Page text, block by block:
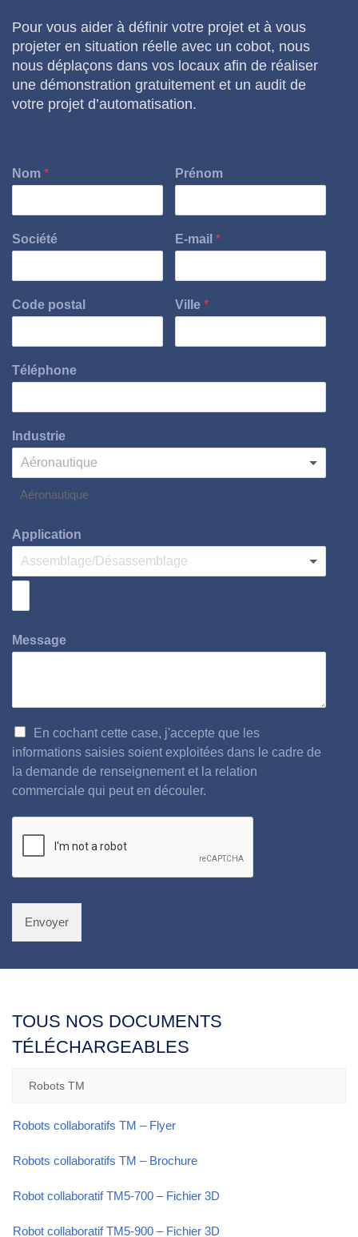
Pour vous aider à définir votre projet et à vous
projeter en situation réelle avec un cobot, nous
nous déplaçons dans vos locaux afin de réaliser
une démonstration gratuitement et un audit de
votre projet d’automatisation.
Nom * Prénom
Société E-mail*
Code postal Ville*
Téléphone
Industrie
Aéronautique
Aéronautique
Application
Message
En cochant cette case, j'accepte que les
informations saisies soient exploitées dans le cadre de
la demande de renseignement et la relation
commerciale qui peut en découler.
Envoyer
TOUS NOS DOCUMENTS
TÉLÉCHARGEABLES
Robots TM
Robots collaboratifs TM – Flyer
Robots collaboratifs TM – Brochure
Robot collaboratif TM5-700 – Fichier 3D
Robot collaboratif TM5-900 – Fichier 3D